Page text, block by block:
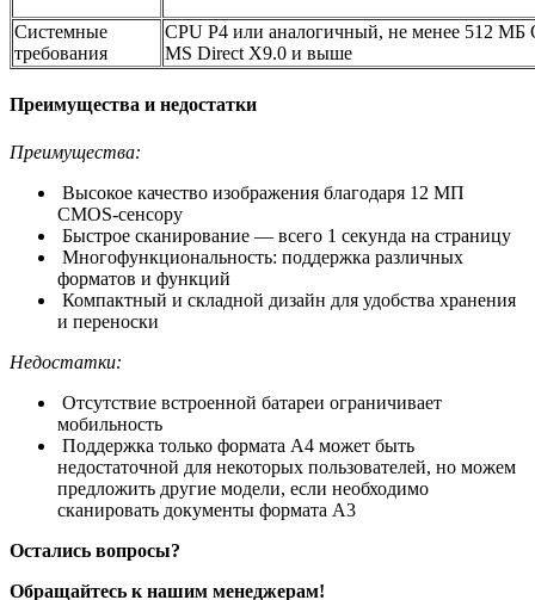
Системные
требования
CPU P4 или аналогичный, не менее 512 МБ
MS Direct X9.0 и выше
Преимущества и недостатки
Преимущества:
Высокое качество изображения благодаря 12 МП
CMOS-сенсору
Быстрое сканирование — всего 1 секунда на страницу
Многофункциональность: поддержка различных
форматов и функций
Компактный и складной дизайн для удобства хранения
и переноски
Недостатки:
Отсутствие встроенной батареи ограничивает
мобильность
Поддержка только формата A4 может быть
недостаточной для некоторых пользователей, но можем
предложить другие модели, если необходимо
сканировать документы формата А3
Остались вопросы?
Обращайтесь к нашим менеджерам!